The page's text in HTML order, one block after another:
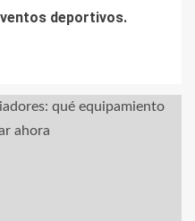
deportivos.